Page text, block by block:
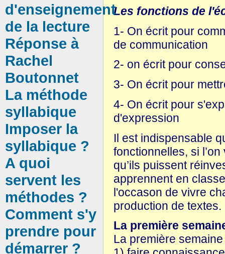
Les fonctions de
1- On écrit pour
de communication
2- on écrit pour
3- On écrit pour
4- On écrit pour
d'expression
Il est indispensable
fonctionnelles, si
qu’ils puissent
apprennent en
l'occason de vivre
production de textes.
La première
La première
d'enseignement
de la lecture
Réponse à
Rachel
Boutonnet
La méthode
syllabique
Imposer la
syllabique ?
A quoi
servent les
méthodes ?
Comment s'y
prendre pour
démarrer ?